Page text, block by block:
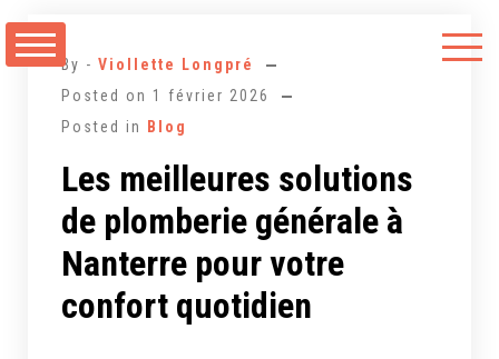
au
By - Viollette Longpré
Posted on 1 février 2026
Posted in
Blog
Les meilleures solutions
de plomberie générale à
Nanterre pour votre
confort quotidien